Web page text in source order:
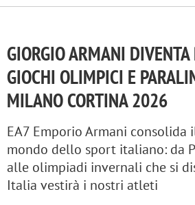
GIORGIO ARMANI DIVENTA
GIOCHI OLIMPICI E
MILANO CORTINA 2026
EA7 Emporio Armani consolida
mondo dello sport italiano: da
alle olimpiadi invernali che si
Italia vestirà i nostri atleti